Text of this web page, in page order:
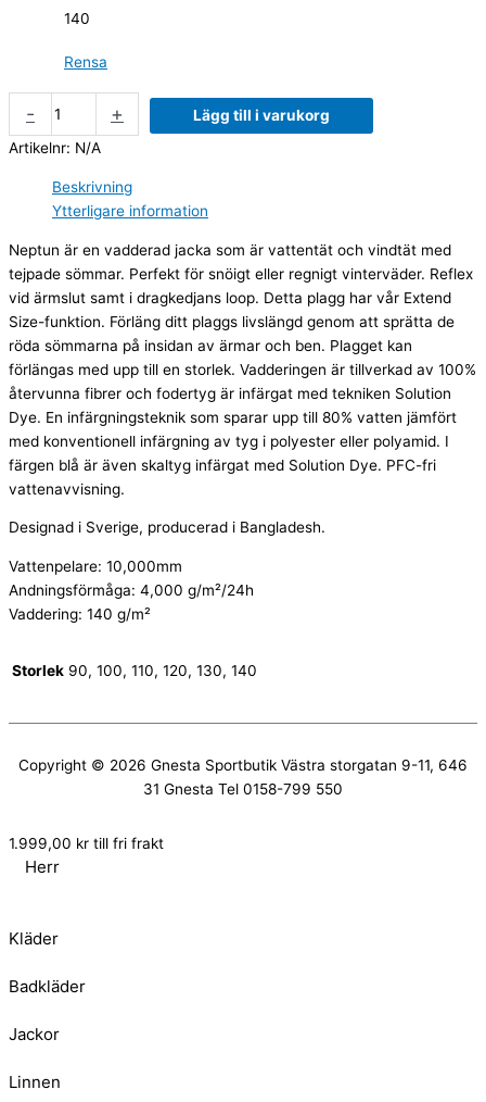
140
Rensa
- +
Lägg till i varukorg
Artikelnr: N/A
Beskrivning
Ytterligare information
Neptun är en vadderad jacka som är vattentät och vindtät med
tejpade sömmar. Perfekt för snöigt eller regnigt vinterväder. Reflex
vid ärmslut samt i dragkedjans loop. Detta plagg har vår Extend
Size-funktion. Förläng ditt plaggs livslängd genom att sprätta de
röda sömmarna på insidan av ärmar och ben. Plagget kan
förlängas med upp till en storlek. Vadderingen är tillverkad av 100%
återvunna fibrer och fodertyg är infärgat med tekniken Solution
Dye. En infärgningsteknik som sparar upp till 80% vatten jämfört
med konventionell infärgning av tyg i polyester eller polyamid. I
färgen blå är även skaltyg infärgat med Solution Dye. PFC-fri
vattenavvisning.
Designad i Sverige, producerad i Bangladesh.
Vattenpelare: 10,000mm
Andningsförmåga: 4,000 g/m²/24h
Vaddering: 140 g/m²
Storlek 90, 100, 110, 120, 130, 140
Copyright © 2026 Gnesta Sportbutik Västra storgatan 9-11, 646
31 Gnesta Tel 0158-799 550
1.999,00 kr till fri frakt
Herr
Kläder
Badkläder
Jackor
Linnen